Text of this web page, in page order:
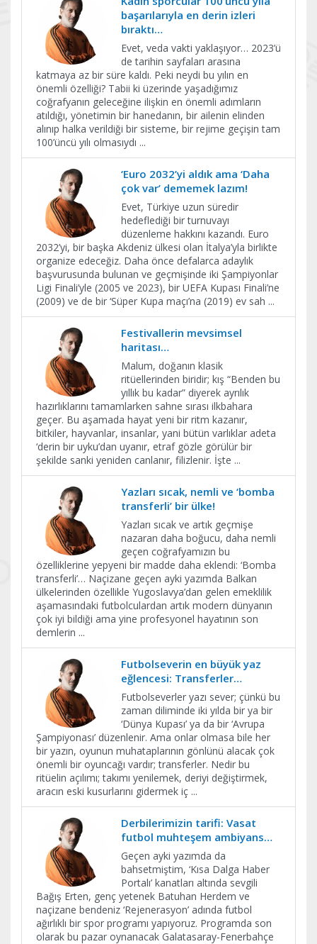
başarılarıyla en derin izleri
bıraktı…
Evet, veda vakti yaklaşıyor… 2023’ü
de tarihin sayfaları arasına
katmaya az bir süre kaldı. Peki neydi bu yılın en
önemli özelliği? Tabii ki üzerinde yaşadığımız
coğrafyanın geleceğine ilişkin en önemli adımların
atıldığı, yönetimin bir hanedanın, bir ailenin elinden
alınıp halka verildiği bir sisteme, bir rejime geçişin tam
100’üncü yılı olmasıydı ...
‘Euro 2032’yi aldık ama ‘Daha
çok var’ dememek lazım!
Evet, Türkiye uzun süredir
hedeflediği bir turnuvayı
düzenleme hakkını kazandı. Euro
2032’yi, bir başka Akdeniz ülkesi olan İtalya’yla birlikte
organize edeceğiz. Daha önce defalarca adaylık
başvurusunda bulunan ve geçmişinde iki Şampiyonlar
Ligi Finali’yle (2005 ve 2023), bir UEFA Kupası Finali’ne
(2009) ve de bir ‘Süper Kupa maçı’na (2019) ev sah ...
Festivallerin mevsimsel
haritası…
Malum, doğanın klasik
ritüellerinden biridir; kış “Benden bu
yıllık bu kadar” diyerek ayrılık
hazırlıklarını tamamlarken sahne sırası ilkbahara
geçer. Bu aşamada hayat yeni bir ritm kazanır,
bitkiler, hayvanlar, insanlar, yani bütün varlıklar adeta
‘derin bir uyku’dan uyanır, etraf gözle görülür bir
şekilde sanki yeniden canlanır, filizlenir. İşte ...
Yazları sıcak, nemli ve ‘bomba
transferli’ bir ülke!
Yazları sıcak ve artık geçmişe
nazaran daha boğucu, daha nemli
geçen coğrafyamızın bu
özelliklerine yepyeni bir madde daha eklendi: ‘Bomba
transferli’… Naçizane geçen ayki yazımda Balkan
ülkelerinden özellikle Yugoslavya’dan gelen emeklilik
aşamasındaki futbolculardan artık modern dünyanın
çok iyi bildiği ama yine profesyonel hayatının son
demlerin ...
Futbolseverin en büyük yaz
eğlencesi: Transferler…
Futbolseverler yazı sever; çünkü bu
zaman diliminde iki yılda bir ya bir
‘Dünya Kupası’ ya da bir ‘Avrupa
Şampiyonası’ düzenlenir. Ama onlar olmasa bile her
bir yazın, oyunun muhataplarının gönlünü alacak çok
önemli bir oyuncağı vardır; transferler. Nedir bu
ritüelin açılımı; takımı yenilemek, deriyi değiştirmek,
aracın eski kusurlarını gidermek iç ...
Derbilerimizin tarifi: Vasat
futbol muhteşem ambiyans…
Geçen ayki yazımda da
bahsetmiştim, ‘Kısa Dalga Haber
Portalı’ kanatları altında sevgili
Bağış Erten, genç yetenek Batuhan Herdem ve
naçizane bendeniz ‘Rejenerasyon’ adında futbol
ağırlıklı bir spor programı yapıyoruz. Programda son
olarak bu pazar oynanacak Galatasaray-Fenerbahçe